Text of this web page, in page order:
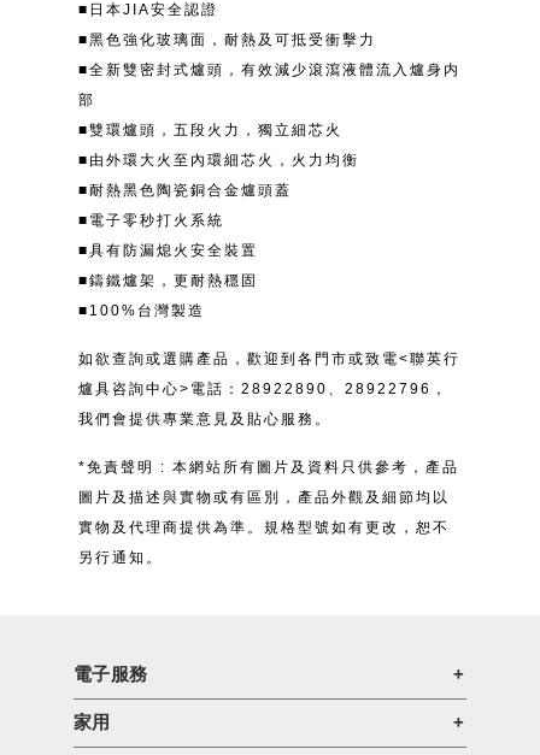
■日本JIA安全認證
■黑色強化玻璃面，耐熱及可抵受衝擊力
■全新雙密封式爐頭，有效減少滾瀉液體流入爐身内
部
■雙環爐頭，五段火力，獨立細芯火
■由外環大火至內環細芯火，火力均衡
■耐熱黑色陶瓷銅合金爐頭蓋
■電子零秒打火系統
■具有防漏熄火安全裝置
■鑄鐵爐架，更耐熱穩固
■100%台灣製造
如欲查詢或選購產品，歡迎到各門市或致電<聯英行
爐具咨詢中心>電話：28922890、28922796，
我們會提供專業意見及貼心服務。
*免責聲明 : 本網站所有圖片及資料只供參考，產品
圖片及描述與實物或有區別，產品外觀及細節均以
實物及代理商提供為準。規格型號如有更改，恕不
另行通知。
電子服務
家用